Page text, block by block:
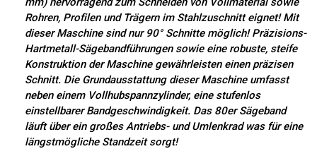
Rohren, Profilen und Trägern im Stahlzuschnitt eignet! Mit
dieser Maschine sind nur 90° Schnitte möglich! Präzisions-
Hartmetall-Sägebandführungen sowie eine robuste, steife
Konstruktion der Maschine gewährleisten einen präzisen
Schnitt. Die Grundausstattung dieser Maschine umfasst
neben einem Vollhubspannzylinder, eine stufenlos
einstellbarer Bandgeschwindigkeit. Das 80er Sägeband
läuft über ein großes Antriebs- und Umlenkrad was für eine
längstmögliche Standzeit sorgt!